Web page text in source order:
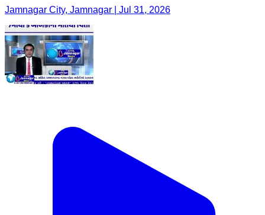
Jamnagar City, Jamnagar | Jul 31, 2026